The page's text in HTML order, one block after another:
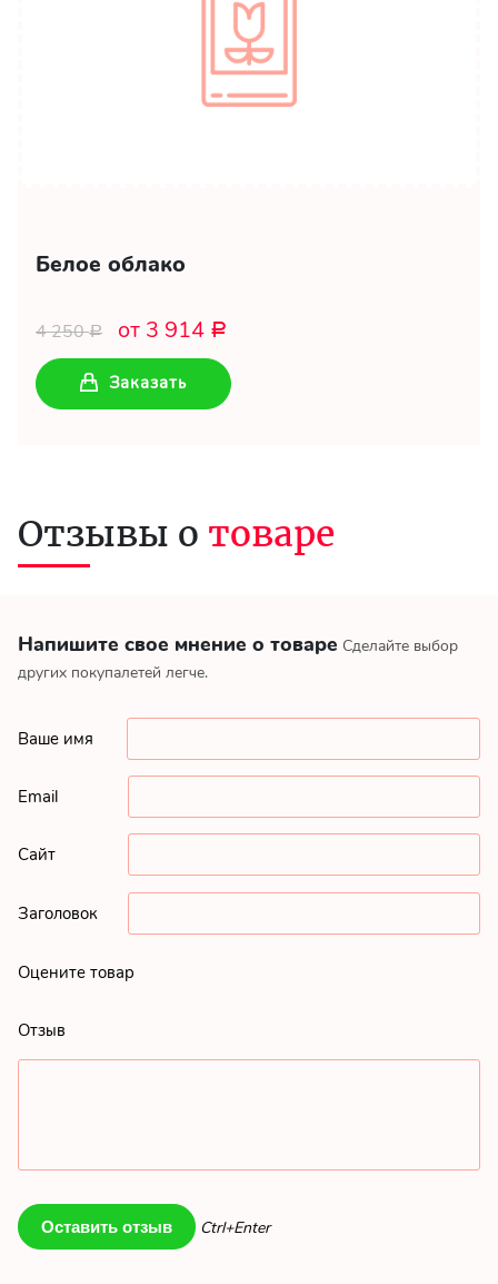
Белое облако
4 250Р от 3 914 Р
Заказать
Напишите свое мнение о товаре Сделайте выбор
других покупалетей легче.
Ваше имя
Email
Сайт
Заголовок
Оцените товар
Отзыв
Ctrl+Enter
Отзывы о товаре